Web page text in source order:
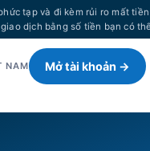
tạp và đi kèm rủi ro mất
dịch bằng số tiền bạn có
NAM Mở tài khoản →